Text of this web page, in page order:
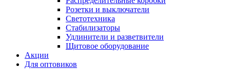
Розетки и выключатели
Светотехника
Стабилизаторы
Удлинители и разветвители
Щитовое оборудование
Акции
Для оптовиков